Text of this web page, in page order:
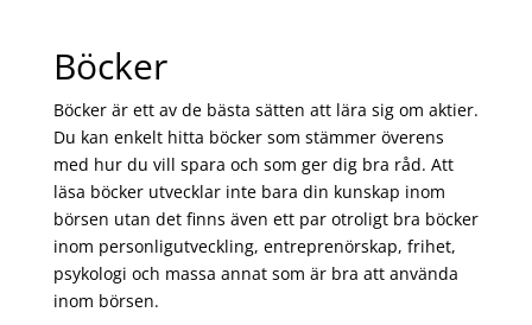
Böcker
Böcker är ett av de bästa sätten att lära sig om aktier.
Du kan enkelt hitta böcker som stämmer överens
med hur du vill spara och som ger dig bra råd. Att
läsa böcker utvecklar inte bara din kunskap inom
börsen utan det finns även ett par otroligt bra böcker
inom personligutveckling, entreprenörskap, frihet,
psykologi och massa annat som är bra att använda
inom börsen.